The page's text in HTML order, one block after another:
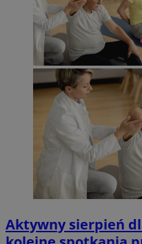
Aktywny sierpień